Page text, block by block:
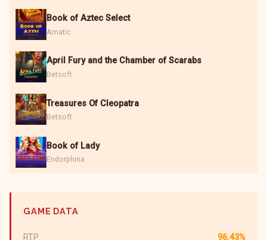
Book of Aztec Select
Amatic
April Fury and the Chamber of Scarabs
Betsoft
Treasures Of Cleopatra
Betsoft
Book of Lady
Endorphina
GAME DATA
RTP 96.43%